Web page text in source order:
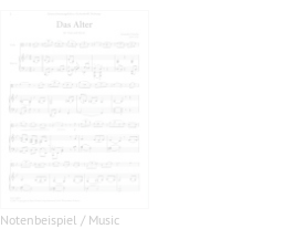
Notenbeispiel / Music